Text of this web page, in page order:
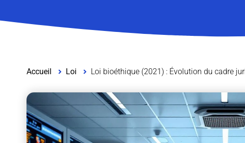
Accueil Loi Loi bioéthique (2021) : Évolution du cadre